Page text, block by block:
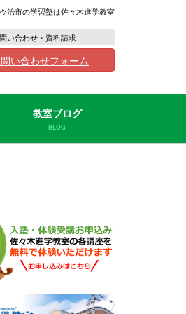
今治市の学習塾は佐々木進学教室
い合わせ・資料請求
い合わせフォーム
教室ブログ
BLOG